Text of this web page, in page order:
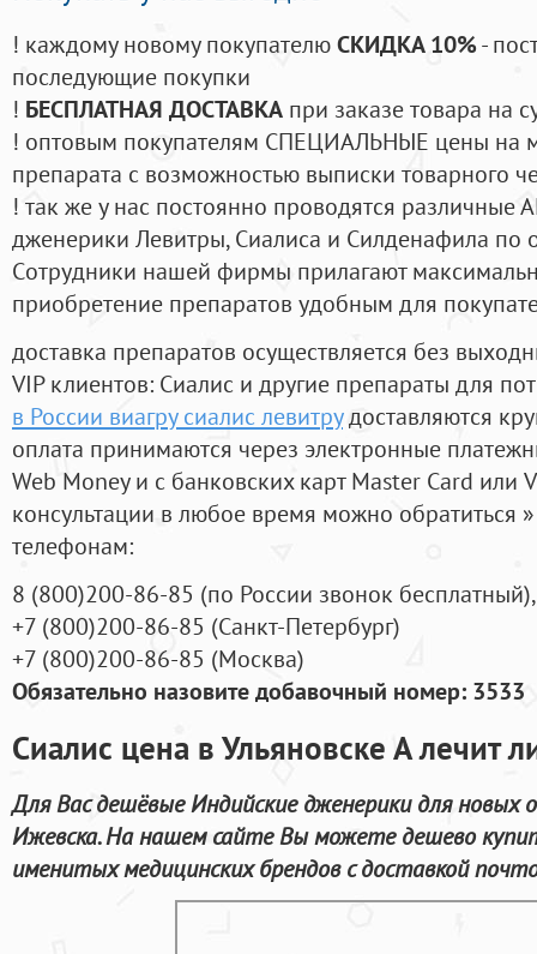
! каждому новому покупателюСКИДКА 10%-
последующие покупки
! БЕСПЛАТНАЯ ДОСТАВКА при заказе товара на
! оптовым покупателям СПЕЦИАЛЬНЫЕ цены на
препарата с возможностью выписки товарного
! так же у нас постоянно проводятся
дженерики Левитры, Сиалиса и Силденафила по
Cотрудники нашей фирмы прилагают
приобретение препаратов удобным для
доставка препаратов осуществляется без
VIP клиентов: Сиалис и другие препараты для
в России виагру сиалис левитрудоставляются
оплата принимаются через электронные
Web Money и с банковских карт Master Card или
консультации в любое время можно обратиться
телефонам:
8 (800)200-86-85 (по России звонок бесплатный),
+7 (800)200-86-85 (Санкт-Петербург)
+7 (800)200-86-85 (Москва)
Обязательно назовите добавочный номер: 3533
Сиалис цена в Ульяновске А лечит
Для Вас дешёвые Индийские дженерики для новых
Ижевска. На нашем сайте Вы можете дешево
именитых медицинских брендов с доставкой